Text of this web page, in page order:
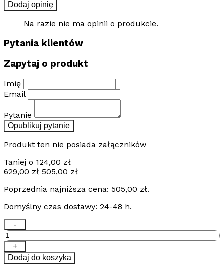
Dodaj opinię
Na razie nie ma opinii o produkcie.
Pytania klientów
Zapytaj o produkt
Imię
Email
Pytanie
Opublikuj pytanie
Produkt ten nie posiada załączników
Taniej o 124,00 zł
629,00zł Pierwotna
wynosiła:
505,00 złAktualna
wynosi:
Poprzednia najniższa cena: 505,00 zł.
Domyślny czas dostawy: 24-48 h.
ilość
Kabel
grzewczy
TV
MC
-
+
Dodaj do koszyka